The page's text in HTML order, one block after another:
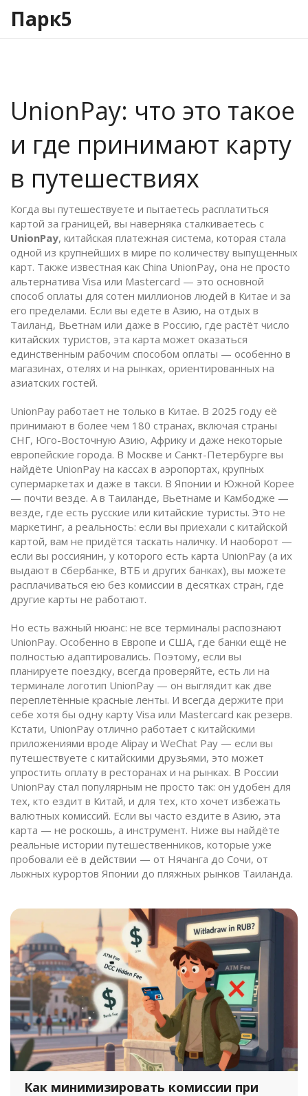
Парк5
UnionPay: что это такое
и где принимают карту
в путешествиях
Когда вы путешествуете и пытаетесь расплатиться
картой за границей, вы наверняка сталкиваетесь с
UnionPay, китайская платежная система, которая стала
одной из крупнейших в мире по количеству выпущенных
карт. Также известная как China UnionPay, она не просто
альтернатива Visa или Mastercard — это основной
способ оплаты для сотен миллионов людей в Китае и за
его пределами. Если вы едете в Азию, на отдых в
Таиланд, Вьетнам или даже в Россию, где растёт число
китайских туристов, эта карта может оказаться
единственным рабочим способом оплаты — особенно в
магазинах, отелях и на рынках, ориентированных на
азиатских гостей.
UnionPay работает не только в Китае. В 2025 году её
принимают в более чем 180 странах, включая страны
СНГ, Юго-Восточную Азию, Африку и даже некоторые
европейские города. В Москве и Санкт-Петербурге вы
найдёте UnionPay на кассах в аэропортах, крупных
супермаркетах и даже в такси. В Японии и Южной Корее
— почти везде. А в Таиланде, Вьетнаме и Камбодже —
везде, где есть русские или китайские туристы. Это не
маркетинг, а реальность: если вы приехали с китайской
картой, вам не придётся таскать наличку. И наоборот —
если вы россиянин, у которого есть карта UnionPay (а их
выдают в Сбербанке, ВТБ и других банках), вы можете
расплачиваться ею без комиссии в десятках стран, где
другие карты не работают.
Но есть важный нюанс: не все терминалы распознают
UnionPay. Особенно в Европе и США, где банки ещё не
полностью адаптировались. Поэтому, если вы
планируете поездку, всегда проверяйте, есть ли на
терминале логотип UnionPay — он выглядит как две
переплетённые красные ленты. И всегда держите при
себе хотя бы одну карту Visa или Mastercard как резерв.
Кстати, UnionPay отлично работает с китайскими
приложениями вроде Alipay и WeChat Pay — если вы
путешествуете с китайскими друзьями, это может
упростить оплату в ресторанах и на рынках. В России
UnionPay стал популярным не просто так: он удобен для
тех, кто ездит в Китай, и для тех, кто хочет избежать
валютных комиссий. Если вы часто ездите в Азию, эта
карта — не роскошь, а инструмент. Ниже вы найдёте
реальные истории путешественников, которые уже
пробовали её в действии — от Нячанга до Сочи, от
лыжных курортов Японии до пляжных рынков Таиланда.
Как минимизировать комиссии при